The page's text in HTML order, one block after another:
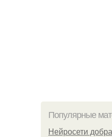
Популярные
Нейросети